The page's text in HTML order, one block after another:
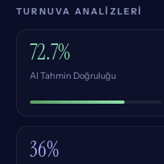
TURNUVA ANALIZLERI
72.7%
AI Tahmin Doğruluğu
36%